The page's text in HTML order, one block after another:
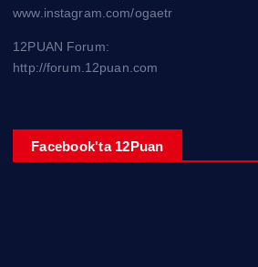
www.instagram.com/ogaetr
12PUAN Forum:
http://forum.12puan.com
Facebook'ta 12Puan